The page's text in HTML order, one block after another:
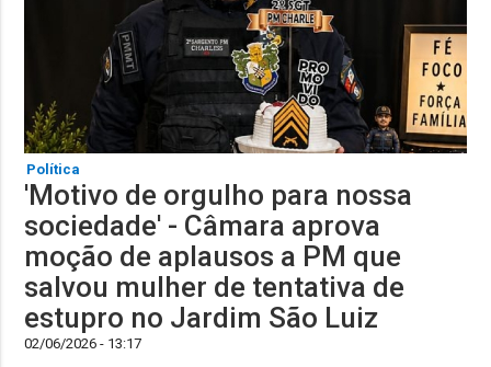
Política
'Motivo de orgulho para nossa
sociedade' - Câmara aprova
moção de aplausos a PM que
salvou mulher de tentativa de
estupro no Jardim São Luiz
02/06/2026 - 13:17